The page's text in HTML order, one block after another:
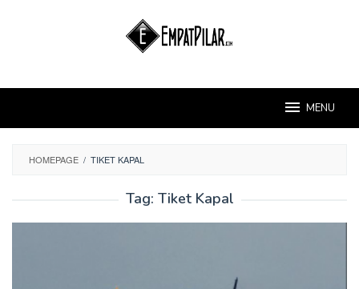
MENU
HOMEPAGE / TIKET KAPAL
Tag: Tiket Kapal